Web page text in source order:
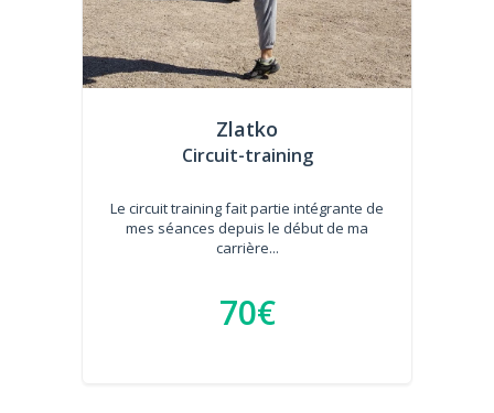
Zlatko
Circuit-training
Le circuit training fait partie intégrante de
mes séances depuis le début de ma
carrière...
70€